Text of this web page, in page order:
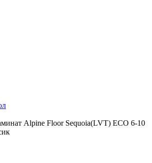
Alpine Floor Sequoia(LVT) ECO 6-10